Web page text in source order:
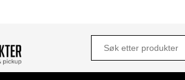
Search
for: